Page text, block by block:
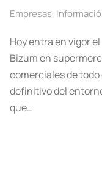
Empresas,
Hoy entra en vigor
Bizum en
comerciales de todo
definitivo del
que…